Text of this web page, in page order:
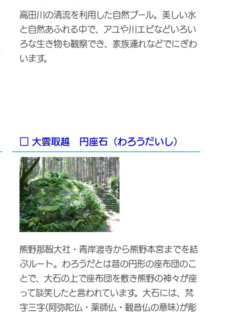
高田川の清流を利用した自然プール。美しい水
と自然あふれる中で、アユや川エビなどいろい
ろな生き物も観察でき、家族連れなどでにぎわ
います。
□ 大雲取越 円座石（わろうだいし）
熊野那智大社・青岸渡寺から熊野本宮までを結
ぶルート。わろうだとは昔の円形の座布団のこ
とで、大石の上で座布団を敷き熊野の神々が座
って談笑したと言われています。大石には、梵
字三字(阿弥陀仏・薬師仏・観音仏の意味)が彫